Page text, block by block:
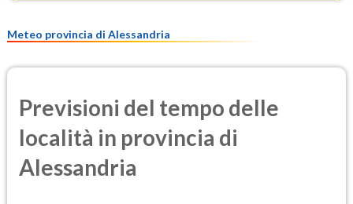
Meteo provincia di Alessandria
Previsioni del tempo delle
località in provincia di
Alessandria